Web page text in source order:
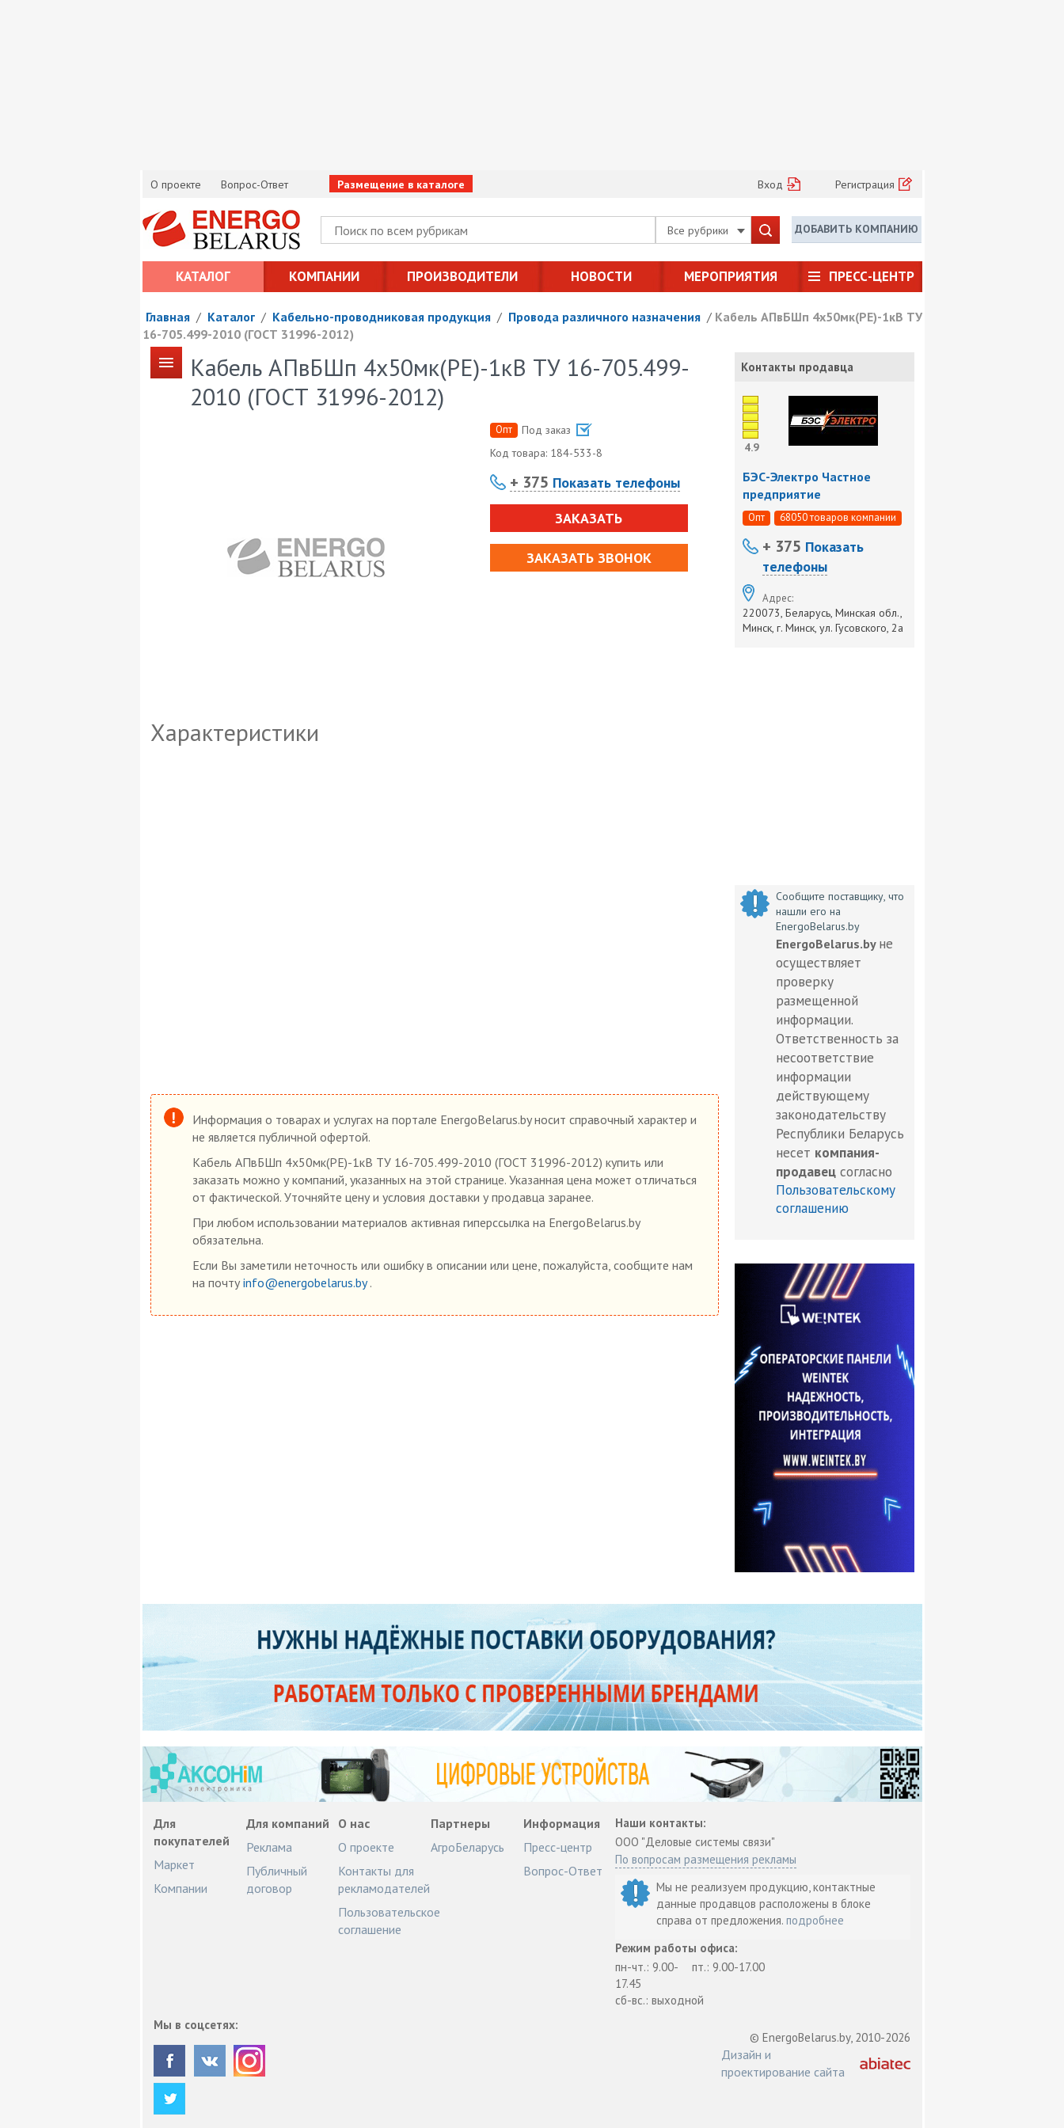
О проекте Вопрос-Ответ Размещение в каталоге Вход Регистрация
Все рубрики ДОБАВИТЬ КОМПАНИЮ
КАТАЛОГ КОМПАНИИ ПРОИЗВОДИТЕЛИ НОВОСТИ МЕРОПРИЯТИЯ ПРЕСС-ЦЕНТР
Главная / Каталог / Кабельно-проводниковая продукция / Провода различного назначения / Кабель АПвБШп 4х50мк(PE)-1кВ ТУ
16-705.499-2010 (ГОСТ 31996-2012)
Кабель АПвБШп 4х50мк(PE)-1кВ ТУ 16-705.499-
2010 (ГОСТ 31996-2012)
Опт
Под заказ
Код товара: 184-533-8
+ 375 Показать телефоны
ЗАКАЗАТЬ
ЗАКАЗАТЬ ЗВОНОК
Характеристики
Контакты продавца
4.9
БЭС-Электро Частное
предприятие
Опт 68050 товаров компании
+ 375 Показать
телефоны
Адрес:
220073, Беларусь, Минская обл.,
Минск, г. Минск, ул. Гусовского, 2а
Сообщите поставщику, что
нашли его на
EnergoBelarus.by
EnergoBelarus.by не
осуществляет
проверку
размещенной
информации.
Ответственность за
несоответствие
информации
действующему
законодательству
Республики Беларусь
несет компания-
продавец согласно
Пользовательскому
соглашению
Информация о товарах и услугах на портале EnergoBelarus.by носит справочный характер и
не является публичной офертой.
Кабель АПвБШп 4х50мк(PE)-1кВ ТУ 16-705.499-2010 (ГОСТ 31996-2012) купить или
заказать можно у компаний, указанных на этой странице. Указанная цена может отличаться
от фактической. Уточняйте цену и условия доставки у продавца заранее.
При любом использовании материалов активная гиперссылка на EnergoBelarus.by
обязательна.
Если Вы заметили неточность или ошибку в описании или цене, пожалуйста, сообщите нам
на почту info@energobelarus.by.
Для
покупателей
Маркет
Компании
Для компаний
Реклама
Публичный
договор
О нас
О проекте
Контакты для
рекламодателей
Пользовательское
соглашение
Партнеры
АгроБеларусь
Информация
Пресс-центр
Вопрос-Ответ
Наши контакты:
ООО "Деловые системы связи"
По вопросам размещения рекламы
Мы не реализуем продукцию, контактные
данные продавцов расположены в блоке
справа от предложения.подробнее
Режим работы офиса:
пн-чт.: 9.00-
17.45
пт.: 9.00-17.00
сб-вс.: выходной
Мы в соцсетях:
© EnergoBelarus.by, 2010-2026
Дизайн и
проектирование сайта